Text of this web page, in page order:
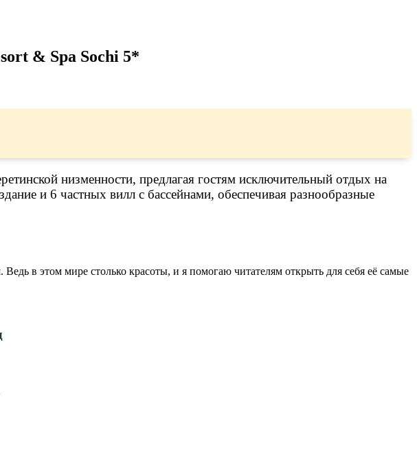
& Spa Sochi 5*
низменности, предлагая гостям исключительный отдых на
и 6 частных вилл с бассейнами, обеспечивая разнообразные
в этом мире столько красоты, и я помогаю читателям открыть для себя её самые